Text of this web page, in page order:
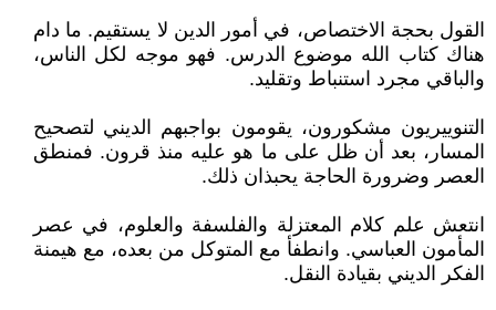
القول بحجة الاختصاص، في أمور الدين لا يستقيم. ما دام
هناك كتاب الله موضوع الدرس. فهو موجه لكل الناس،
والباقي مجرد استنباط وتقليد.
التنوييريون مشكورون، يقومون بواجبهم الديني لتصحيح
المسار، بعد أن ظل على ما هو عليه منذ قرون. فمنطق
العصر وضرورة الحاجة يحبذان ذلك.
انتعش علم كلام المعتزلة والفلسفة والعلوم، في عصر
المأمون العباسي. وانطفأ مع المتوكل من بعده، مع هيمنة
الفكر الديني بقيادة النقل.